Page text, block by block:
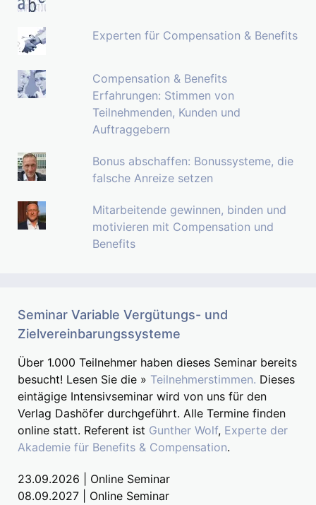
Experten für Compensation & Benefits
Compensation & Benefits
Erfahrungen: Stimmen von
Teilnehmenden, Kunden und
Auftraggebern
Bonus abschaffen: Bonussysteme, die
falsche Anreize setzen
Mitarbeitende gewinnen, binden und
motivieren mit Compensation und
Benefits
Seminar Variable Vergütungs- und
Zielvereinbarungssysteme
Über 1.000 Teilnehmer haben dieses Seminar bereits
besucht! Lesen Sie die » Teilnehmerstimmen. Dieses
eintägige Intensivseminar wird von uns für den
Verlag Dashöfer durchgeführt. Alle Termine finden
online statt. Referent ist Gunther Wolf, Experte der
Akademie für Benefits & Compensation.
23.09.2026 | Online Seminar
08.09.2027 | Online Seminar